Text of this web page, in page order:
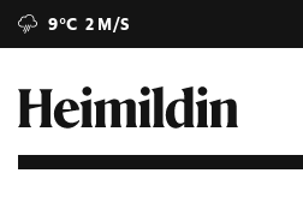
9°C 2 M/S